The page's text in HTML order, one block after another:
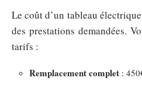
Le coût d’un tableau
des prestations demandées.
tarifs :
Remplacement complet :